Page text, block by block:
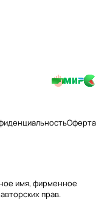
Оферта
имя, фирменное
прав.